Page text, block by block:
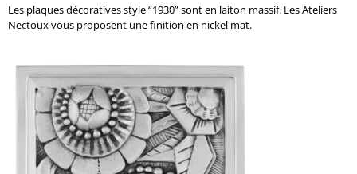
Les plaques décoratives style “1930” sont en laiton massif. Les Ateliers
Nectoux vous proposent une finition en nickel mat.